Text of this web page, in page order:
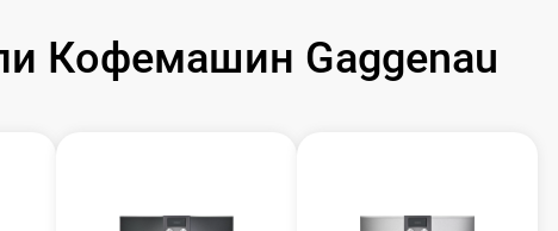
Кофемашин Gaggenau